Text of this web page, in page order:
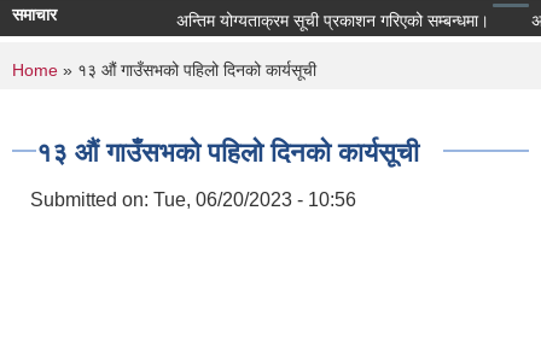
समाचार अन्तिम योग्यताक्रम सूची प्रकाशन गरिएको सम्बन्धमा।
You are here
Home » १३ औं गाउँसभको पहिलो दिनको कार्यसूची
१३ औं गाउँसभको पहिलो दिनको कार्यसूची
Submitted on: Tue, 06/20/2023 - 10:56